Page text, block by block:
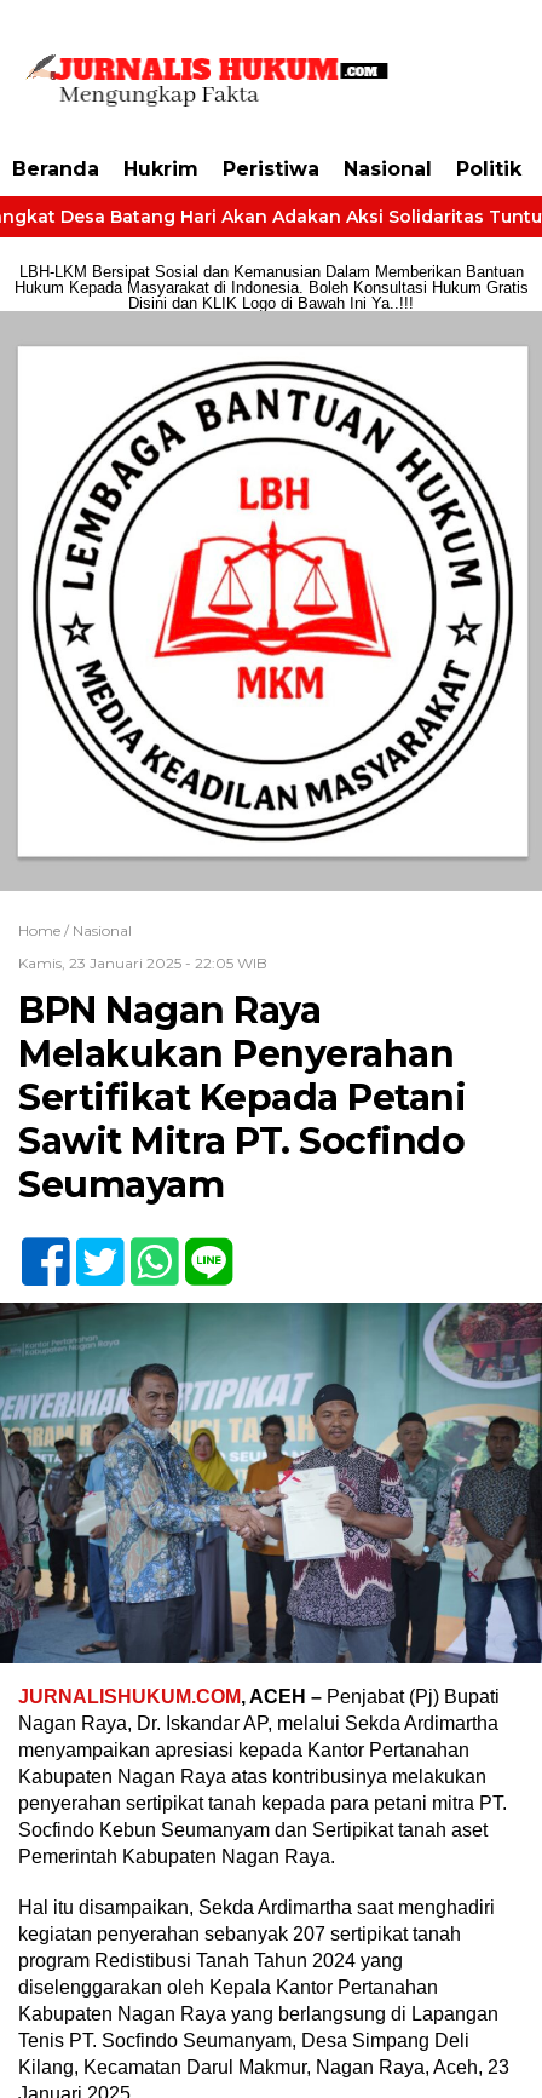
Beranda Hukrim Peristiwa Nasional Politik
Desa Batang Hari Akan Adakan Aksi Solidaritas Tuntut
LBH-LKM Bersipat Sosial dan Kemanusian Dalam Memberikan Bantuan
Hukum Kepada Masyarakat di Indonesia. Boleh Konsultasi Hukum Gratis
Disini dan KLIK Logo di Bawah Ini Ya..!!!
Home / Nasional
Kamis, 23 Januari 2025 - 22:05 WIB
BPN Nagan Raya
Melakukan Penyerahan
Sertifikat Kepada Petani
Sawit Mitra PT. Socfindo
Seumayam
JURNALISHUKUM.COM, ACEH – Penjabat (Pj) Bupati
Nagan Raya, Dr. Iskandar AP, melalui Sekda Ardimartha
menyampaikan apresiasi kepada Kantor Pertanahan
Kabupaten Nagan Raya atas kontribusinya melakukan
penyerahan sertipikat tanah kepada para petani mitra PT.
Socfindo Kebun Seumanyam dan Sertipikat tanah aset
Pemerintah Kabupaten Nagan Raya.
Hal itu disampaikan, Sekda Ardimartha saat menghadiri
kegiatan penyerahan sebanyak 207 sertipikat tanah
program Redistibusi Tanah Tahun 2024 yang
diselenggarakan oleh Kepala Kantor Pertanahan
Kabupaten Nagan Raya yang berlangsung di Lapangan
Tenis PT. Socfindo Seumanyam, Desa Simpang Deli
Kilang, Kecamatan Darul Makmur, Nagan Raya, Aceh, 23